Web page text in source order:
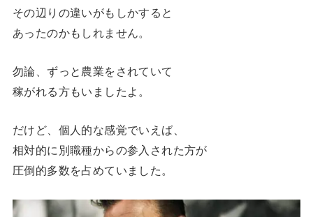
その辺りの違いがもしかすると
あったのかもしれません。
勿論、ずっと農業をされていて
稼がれる方もいましたよ。
だけど、個人的な感覚でいえば、
相対的に別職種からの参入された方が
圧倒的多数を占めていました。